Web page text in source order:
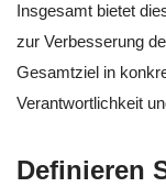
Insgesamt bietet
zur Verbesserung
Gesamtziel in
Verantwortlichkeit
Definieren